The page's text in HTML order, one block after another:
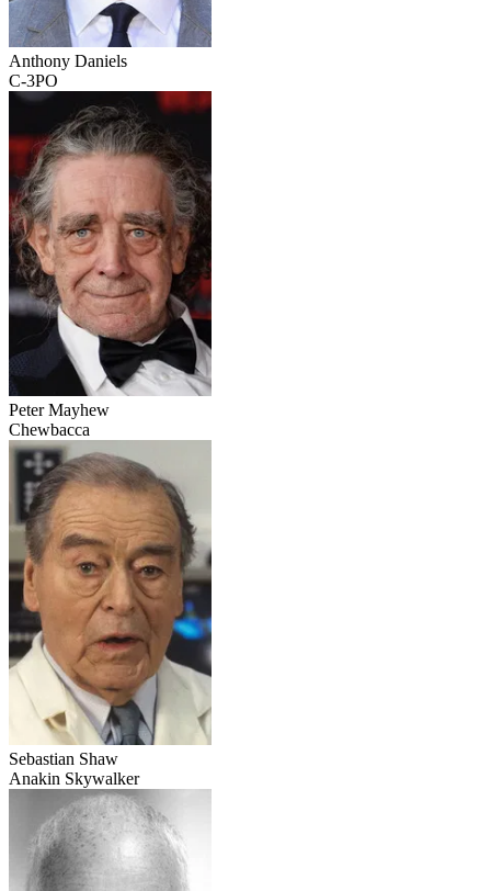
Anthony Daniels
C-3PO
Peter Mayhew
Chewbacca
Sebastian Shaw
Anakin Skywalker